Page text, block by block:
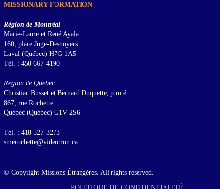
MISSIONARY FORMATION
Région de Montréal
Marie-Laure et René Ayala
160, place Juge-Desnoyers
Laval (Québec) H7G 1A5
Tél. : 450 667-4190
Region de Québec
Christian Busset et Bernard Duquette, p.m.é.
867, rue Rochette
Québec (Québec) G1V 2S6
Tél. : 418 527-3273
smerochette@videotron.ca
© Copyright Missions Étrangères. All rights reserved.
POLITIQUE DE CONFIDENTIALITÉ